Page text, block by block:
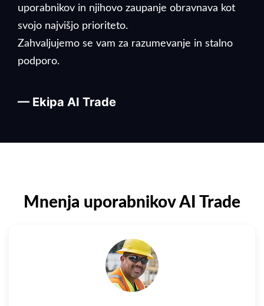
uporabnikov in njihovo zaupanje obravnava kot
svojo najvišjo prioriteto.
Zahvaljujemo se vam za razumevanje in stalno
podporo.
— Ekipa AI Trade
Mnenja uporabnikov AI Trade